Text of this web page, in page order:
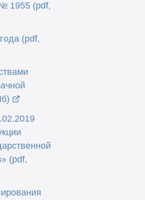
1955 (pdf,
(pdf,
(pdf,